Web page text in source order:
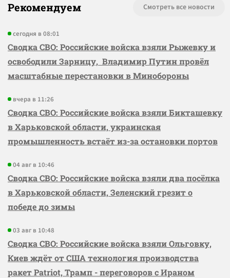
Рекомендуем Смотреть все новости
сегодня в 08:01
Сводка СВО: Российские войска взяли Рыжевку и
освободили Зарницу, Владимир Путин провёл
масштабные перестановки в Минобороны
вчера в 11:26
Сводка СВО: Российские войска взяли Бикташевку
в Харьковской области, украинская
промышленность встаёт из-за остановки портов
04 авг в 10:46
Сводка СВО: Российские войска взяли два посёлка
в Харьковской области, Зеленский грезит о
победе до зимы
03 авг в 10:48
Сводка СВО: Российские войска взяли Ольговку,
Киев ждёт от США технология производства
ракет Patriot, Трамп - переговоров с Ираном